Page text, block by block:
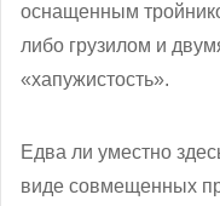
оснащенным
либо грузилом и
«хапужистость».
Едва ли уместно
виде совмещенных